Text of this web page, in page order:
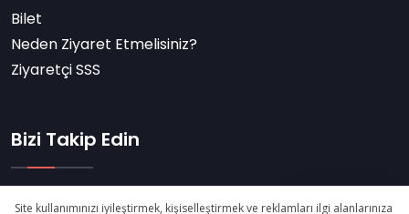
Bilet
Neden Ziyaret Etmelisiniz?
Ziyaretçi SSS
Bizi Takip Edin